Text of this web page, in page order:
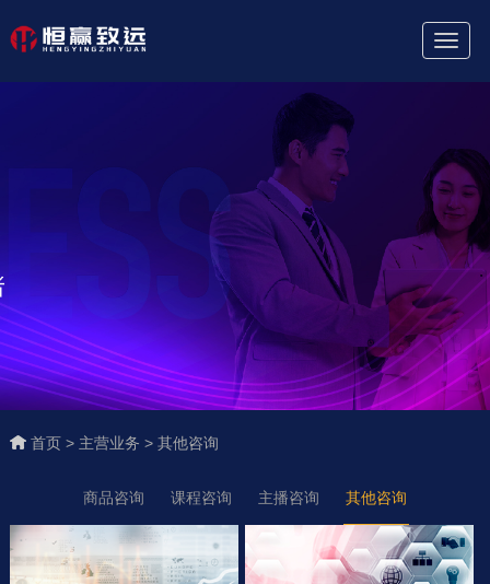
首页 > 主营业务 > 其他咨询
商品咨询 课程咨询 主播咨询 其他咨询